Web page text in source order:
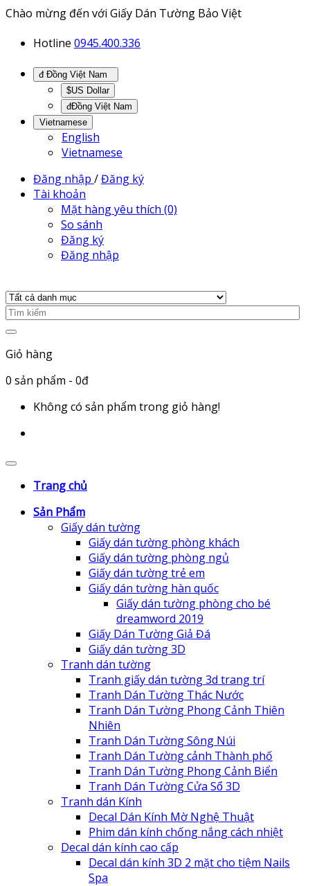
Chào mừng đến với Giấy Dán Tường Bảo Việt
Hotline 0945.400.336
$US Dollar
đĐồng Việt Nam
Vietnamese
English
Vietnamese
Đăng nhập /Đăng ký
Tài khoản
Mặt hàng yêu thích (0)
So sánh
Đăng ký
Đăng nhập
Giỏ hàng
0 sản phẩm - 0đ
Không có sản phẩm trong giỏ hàng!
Trang chủ
Sản Phẩm
Giấy dán tường
Giấy dán tường phòng khách
Giấy dán tường phòng ngủ
Giấy dán tường trẻ em
Giấy dán tường hàn quốc
Giấy dán tường phòng cho bé
dreamword 2019
Giấy Dán Tường Giả Đá
Giấy dán tường 3D
Tranh dán tường
Tranh giấy dán tường 3d trang trí
Tranh Dán Tường Thác Nước
Tranh Dán Tường Phong Cảnh Thiên
Nhiên
Tranh Dán Tường Sông Núi
Tranh Dán Tường cảnh Thành phố
Tranh Dán Tường Phong Cảnh Biển
Tranh Dán Tường Cửa Sổ 3D
Tranh dán Kính
Decal Dán Kính Mờ Nghệ Thuật
Phim dán kính chống nắng cách nhiệt
Decal dán kính cao cấp
Decal dán kính 3D 2 mặt cho tiệm Nails
Spa